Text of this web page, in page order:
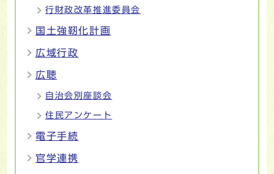
行財政改革推進委員会
国土強靭化計画
広域行政
広聴
自治会別座談会
住民アンケート
電子手続
官学連携